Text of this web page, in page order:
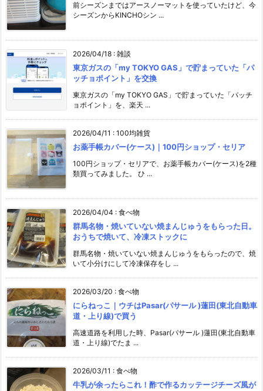
前シーズンまではアースノーマットを使っていたけど、今
シーズンからKINCHOシン ...
2026/04/18 : 雑談
東京ガスの「my TOKYO GAS」で貯まっていた「パ
ッチョポイント」を交換
東京ガスの「my TOKYO GAS」で貯まっていた「パッチ
ョポイント」を、楽天 ...
2026/04/11 : 100均雑貨
お薬手帳カバー(ケース)｜100円ショップ・セリア
100円ショップ・セリアで、お薬手帳カバー(ケース)を2種
類買ってみました。 ひ ...
2026/04/04 : 食べ物
群馬名物・焼いていない焼まんじゅうをもらった日。
おうちで焼いて、冷凍ストックに
群馬名物・焼いていない焼まんじゅうをもらったので、焼
いて小分けにして冷凍保存をし ...
2026/03/20 : 食べ物
にらねっこ｜ウチはPasar(パサール )蓮田(東北自動車
道・上り線)で買う
高速道路を利用した時、Pasar(パサール )蓮田(東北自動車
道・上り線)でたま ...
2026/03/11 : 食べ物
牛乳が余ったらこれ！酢で作るカッテージチーズ風が